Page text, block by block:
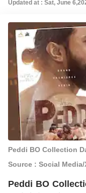
Updated at : Sat, June
Peddi BO Collection
Source : Social Media/
Peddi BO